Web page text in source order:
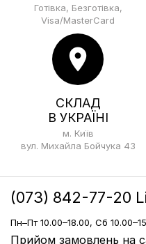
Готівка, Безготівка,
Visa/MasterCard
location_on
СКЛАД
В УКРАЇНІ
м. Київ
вул. Михайла Бойчука 43
(073) 842-77-20
Пн–Пт 10.00–18.00, Сб
Прийом замовлень на